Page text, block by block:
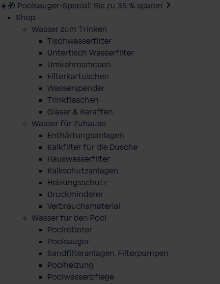
☀️🎁 Poolsauger-Special: Bis zu 35 % sparen
Shop
Wasser zum Trinken
Tischwasserfilter
Untertisch Wasserfilter
Umkehrosmosen
Filterkartuschen
Wasserspender
Trinkflaschen
Gläser & Karaffen
Wasser für Zuhause
Enthärtungsanlagen
Kalkfilter für die Dusche
Hauswasserfilter
Kalkschutzanlagen
Heizungsschutz
Druckminderer
Verbrauchsmaterial
Wasser für den Pool
Poolroboter
Poolsauger
Sandfilteranlagen, Filterpumpen
Poolheizung
Poolwasserpflege